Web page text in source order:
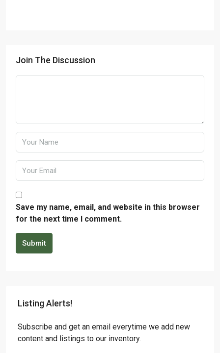
Join The Discussion
Save my name, email, and website in this browser
for the next time I comment.
Submit
Listing Alerts!
Subscribe and get an email everytime we add new
content and listings to our inventory.